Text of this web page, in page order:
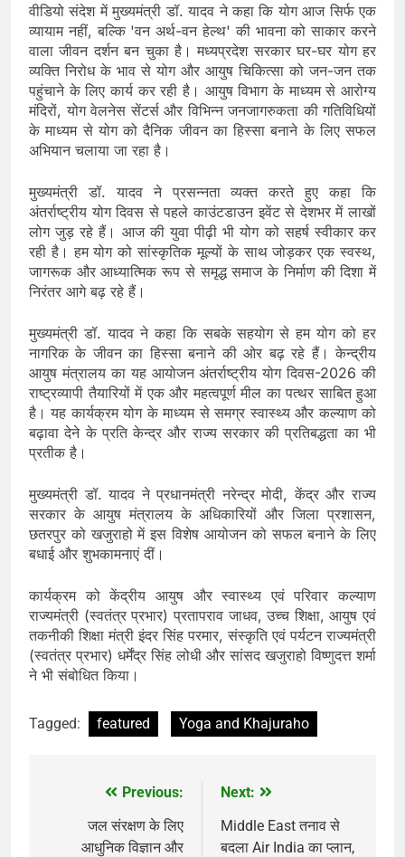
वीडियो संदेश में मुख्यमंत्री डॉ. यादव ने कहा कि योग आज सिर्फ एक
व्यायाम नहीं, बल्कि 'वन अर्थ-वन हेल्थ' की भावना को साकार करने
वाला जीवन दर्शन बन चुका है। मध्यप्रदेश सरकार घर-घर योग हर
व्यक्ति निरोध के भाव से योग और आयुष चिकित्सा को जन-जन तक
पहुंचाने के लिए कार्य कर रही है। आयुष विभाग के माध्यम से आरोग्य
मंदिरों, योग वेलनेस सेंटर्स और विभिन्न जनजागरुकता की गतिविधियों
के माध्यम से योग को दैनिक जीवन का हिस्सा बनाने के लिए सफल
अभियान चलाया जा रहा है।
मुख्यमंत्री डॉ. यादव ने प्रसन्नता व्यक्त करते हुए कहा कि
अंतर्राष्ट्रीय योग दिवस से पहले काउंटडाउन इवेंट से देशभर में लाखों
लोग जुड़ रहे हैं। आज की युवा पीढ़ी भी योग को सहर्ष स्वीकार कर
रही है। हम योग को सांस्कृतिक मूल्यों के साथ जोड़कर एक स्वस्थ,
जागरूक और आध्यात्मिक रूप से समृद्ध समाज के निर्माण की दिशा में
निरंतर आगे बढ़ रहे हैं।
मुख्यमंत्री डॉ. यादव ने कहा कि सबके सहयोग से हम योग को हर
नागरिक के जीवन का हिस्सा बनाने की ओर बढ़ रहे हैं। केन्द्रीय
आयुष मंत्रालय का यह आयोजन अंतर्राष्ट्रीय योग दिवस-2026 की
राष्ट्रव्यापी तैयारियों में एक और महत्वपूर्ण मील का पत्थर साबित हुआ
है। यह कार्यक्रम योग के माध्यम से समग्र स्वास्थ्य और कल्याण को
बढ़ावा देने के प्रति केन्द्र और राज्य सरकार की प्रतिबद्धता का भी
प्रतीक है।
मुख्यमंत्री डॉ. यादव ने प्रधानमंत्री नरेन्द्र मोदी, केंद्र और राज्य
सरकार के आयुष मंत्रालय के अधिकारियों और जिला प्रशासन,
छतरपुर को खजुराहो में इस विशेष आयोजन को सफल बनाने के लिए
बधाई और शुभकामनाएं दीं।
कार्यक्रम को केंद्रीय आयुष और स्वास्थ्य एवं परिवार कल्याण
राज्यमंत्री (स्वतंत्र प्रभार) प्रतापराव जाधव, उच्च शिक्षा, आयुष एवं
तकनीकी शिक्षा मंत्री इंदर सिंह परमार, संस्कृति एवं पर्यटन राज्यमंत्री
(स्वतंत्र प्रभार) धर्मेंद्र सिंह लोधी और सांसद खजुराहो विष्णुदत्त शर्मा
ने भी संबोधित किया।
Tagged: featured Yoga and Khajuraho
navigation
Previous:
जल संरक्षण के लिए
आधुनिक विज्ञान और
Next:
Middle East तनाव से
बदला Air India का प्लान,